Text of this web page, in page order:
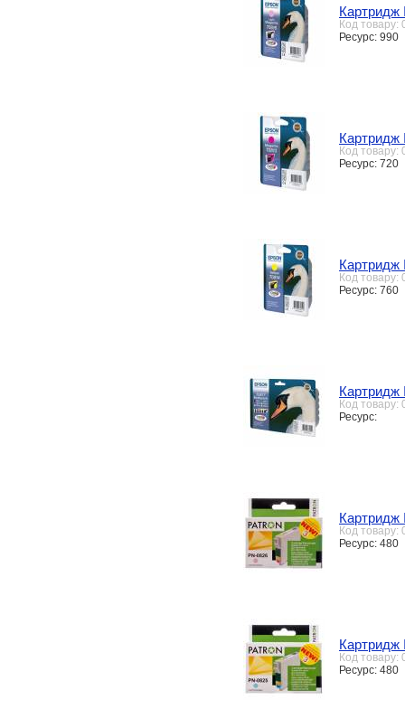
Картридж
Код товару:
Ресурс: 990
Картридж
Код товару:
Ресурс: 720
Картридж
Код товару:
Ресурс: 760
Картридж
Код товару:
Ресурс:
Картридж
Код товару:
Ресурс: 480
Картридж
Код товару:
Ресурс: 480